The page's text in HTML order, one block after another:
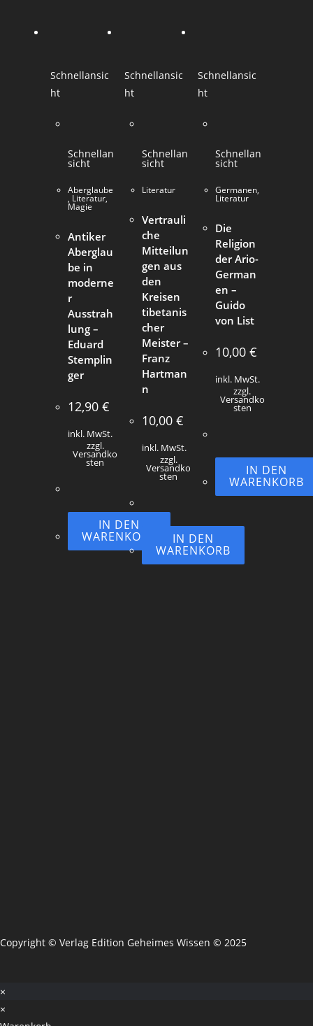
Schnellansic
ht
Schnellan
sicht
Aberglaube
, Literatur,
Magie
Antiker
Aberglau
be in
moderne
r
Ausstrah
lung –
Eduard
Stemplin
ger
12,90€
inkl. MwSt.
zzgl.
Versandko
sten
IN DEN
WARENKORB
Schnellansic
ht
Schnellan
sicht
Literatur
Vertrauli
che
Mitteilun
gen aus
den
Kreisen
tibetanis
cher
Meister –
Franz
Hartman
n
10,00 €
inkl. MwSt.
zzgl.
Versandko
sten
IN DEN
WARENKORB
Schnellansic
ht
Schnellan
sicht
Germanen,
Literatur
Die
Religion
der Ario-
German
en –
Guido
von List
10,00 €
inkl. MwSt.
zzgl.
Versandko
sten
IN DEN
WARENKORB
Copyright © Verlag Edition Geheimes Wissen © 2025
×
×